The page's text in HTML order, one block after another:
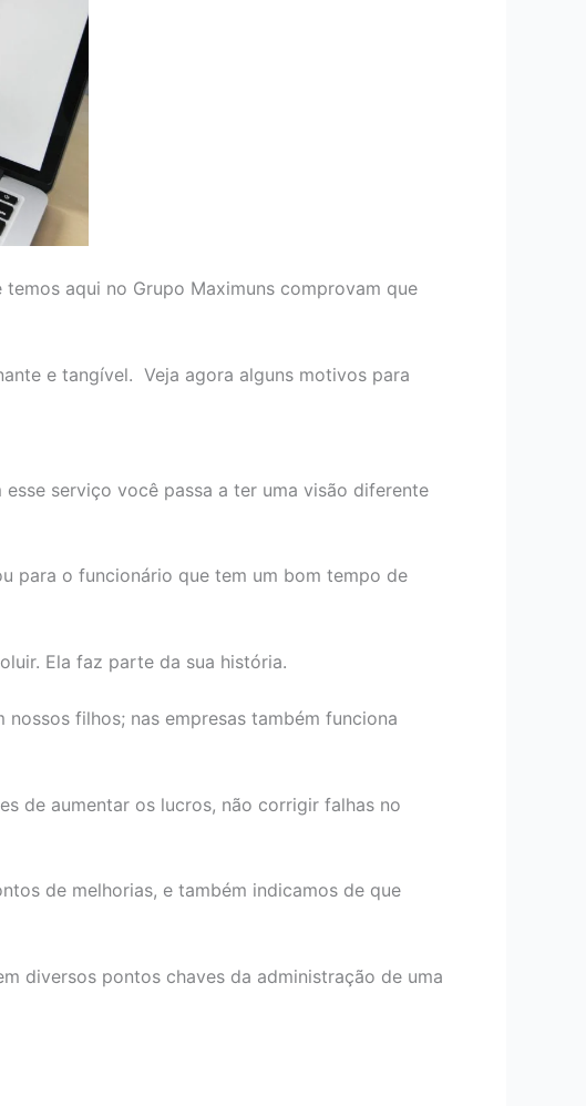
temos aqui no Grupo Maximuns comprovam que
e tangível. Veja agora alguns motivos para
serviço você passa a ter uma visão diferente
para o funcionário que tem um bom tempo de
Ela faz parte da sua história.
filhos; nas empresas também funciona
de aumentar os lucros, não corrigir falhas no
de melhorias, e também indicamos de que
diversos pontos chaves da administração de uma